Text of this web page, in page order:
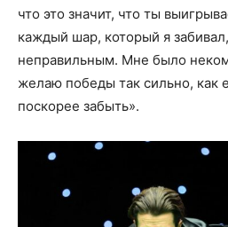
что это значит, что ты
каждый шар, который я
неправильным. Мне было
желаю победы так сильно, как
поскорее забыть».